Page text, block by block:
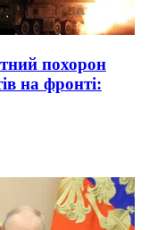
похорон
на фронті: